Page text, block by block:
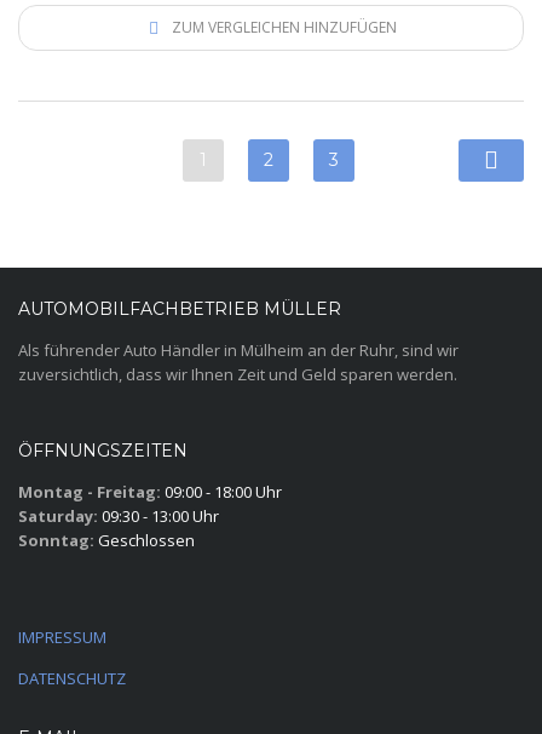
ZUM VERGLEICHEN HINZUFÜGEN
1 2 3
AUTOMOBILFACHBETRIEB MÜLLER
Als führender Auto Händler in Mülheim an der Ruhr, sind wir
zuversichtlich, dass wir Ihnen Zeit und Geld sparen werden.
ÖFFNUNGSZEITEN
Montag - Freitag: 09:00 - 18:00 Uhr
Saturday: 09:30 - 13:00 Uhr
Sonntag: Geschlossen
IMPRESSUM
DATENSCHUTZ